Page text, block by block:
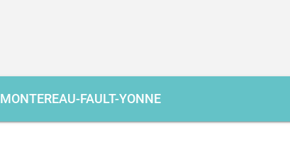
MONTEREAU-FAULT-YONNE